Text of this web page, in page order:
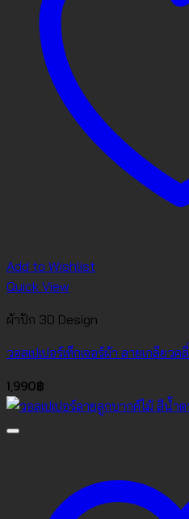
Add to Wishlist
Quick View
ผ้าปัก 3D Design
วอลเปเปอร์เท็กเจอร์ผ้า ลายเกลีย
1,990฿